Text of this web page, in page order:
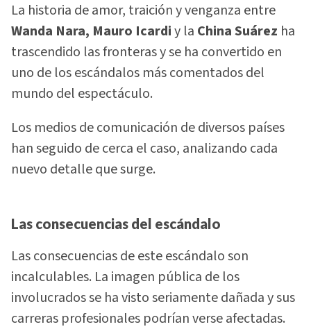
La historia de amor, traición y venganza entre
Wanda Nara, Mauro Icardiy la China Suárez ha
trascendido las fronteras y se ha convertido en
uno de los escándalos más comentados del
mundo del espectáculo.
Los medios de comunicación de diversos países
han seguido de cerca el caso, analizando cada
nuevo detalle que surge.
Las consecuencias del escándalo
Las consecuencias de este escándalo son
incalculables. La imagen pública de los
involucrados se ha visto seriamente dañada y sus
carreras profesionales podrían verse afectadas.